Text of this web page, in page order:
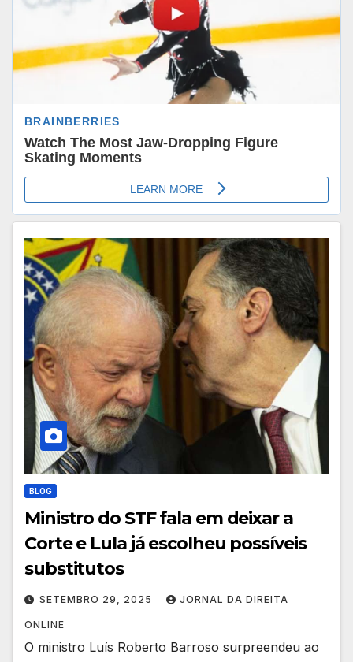
BLOG
Ministro do STF fala em deixar a
Corte e Lula já escolheu possíveis
substitutos
SETEMBRO 29, 2025 JORNAL DA DIREITA
ONLINE
O ministro Luís Roberto Barroso surpreendeu ao